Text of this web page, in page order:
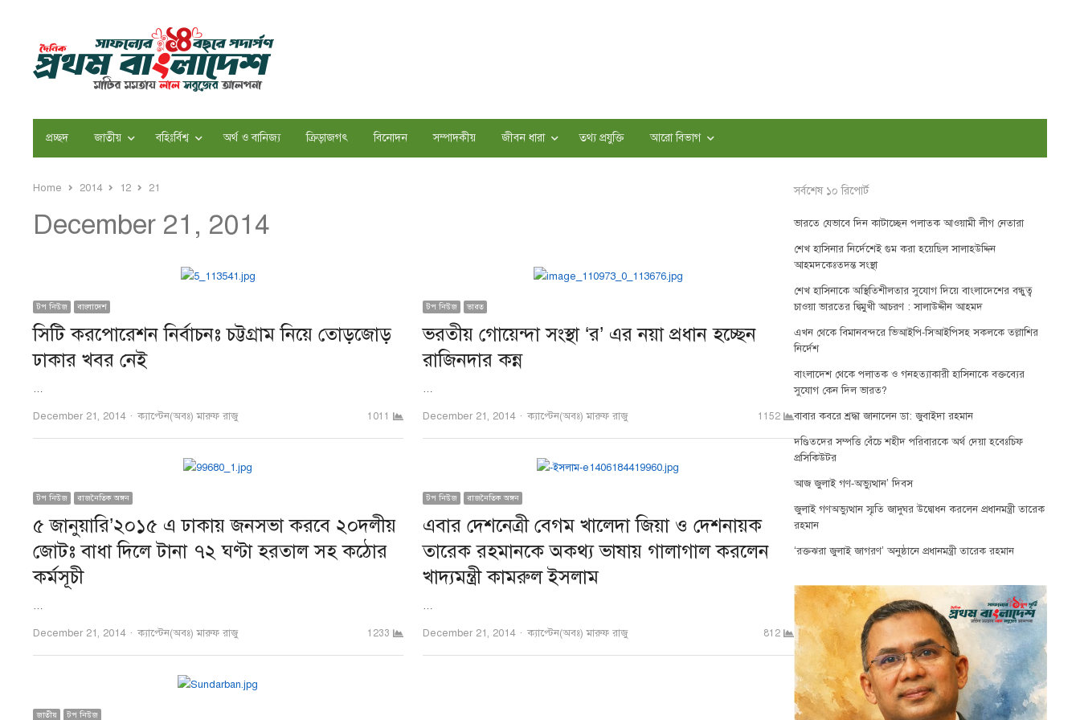
প্রচ্ছদ জাতীয় বহিঃর্বিশ্ব অর্থ ও বানিজ্য ক্রিড়াজগৎ বিনোদন সম্পাদকীয় জীবন ধারা তথ্য প্রযুক্তি আরো বিভাগ
Home 2014 12 21
December 21, 2014
টপ নিউজ বাংলাদেশ
সিটি করপোরেশন নির্বাচনঃ চট্টগ্রাম নিয়ে তোড়জোড়
ঢাকার খবর নেই
…
December 21, 2014 Author
ক্যাপ্টেন(অবঃ) মারুফ রাজু 1011
টপ নিউজ ভারত
ভরতীয় গোয়েন্দা সংস্থা ‘র’ এর নয়া প্রধান হচ্ছেন
রাজিনদার কন্ন
…
December 21, 2014 Author
ক্যাপ্টেন(অবঃ) মারুফ রাজু 1152
টপ নিউজ রাজনৈতিক অঙ্গন
৫ জানুয়ারি’২০১৫ এ ঢাকায় জনসভা করবে ২০দলীয়
জোটঃ বাধা দিলে টানা ৭২ ঘণ্টা হরতাল সহ কঠোর
কর্মসূচী
…
December 21, 2014 Author
ক্যাপ্টেন(অবঃ) মারুফ রাজু 1233
টপ নিউজ রাজনৈতিক অঙ্গন
এবার দেশনেত্রী বেগম খালেদা জিয়া ও দেশনায়ক
তারেক রহমানকে অকথ্য ভাষায় গালাগাল করলেন
খাদ্যমন্ত্রী কামরুল ইসলাম
…
December 21, 2014 Author
ক্যাপ্টেন(অবঃ) মারুফ রাজু 812
জাতীয় টপ নিউজ
সর্বশেষ ১০ রিপোর্ট
ভারতে যেভাবে দিন কাটাচ্ছেন পলাতক আওয়ামী লীগ নেতারা
শেখ হাসিনার নির্দেশেই গুম করা হয়েছিল সালাহউদ্দিন
আহমদকেঃতদন্ত সংস্থা
শেখ হাসিনাকে অস্থিতিশীলতার সুযোগ দিয়ে বাংলাদেশের বন্ধুত্ব
চাওয়া ভারতের দ্বিমুখী আচরণ : সালাউদ্দীন আহমদ
এখন থেকে বিমানবন্দরে ভিআইপি-সিআইপিসহ সকলকে তল্লাশির
নির্দেশ
বাংলাদেশ থেকে পলাতক ও গনহত্যাকারী হাসিনাকে বক্তব্যের
সুযোগ কেন দিল ভারত?
বাবার কবরে শ্রদ্ধা জানালেন ডা: জুবাইদা রহমান
দণ্ডিতদের সম্পত্তি বেঁচে শহীদ পরিবারকে অর্থ দেয়া হবেঃচিফ
প্রসিকিউটর
আজ জুলাই গণ-অভ্যুত্থান’ দিবস
জুলাই গণঅভ্যুত্থান স্মৃতি জাদুঘর উদ্বোধন করলেন প্রধানমন্ত্রী তারেক
রহমান
‘রক্তঝরা জুলাই জাগরণ’ অনুষ্ঠানে প্রধানমন্ত্রী তারেক রহমান